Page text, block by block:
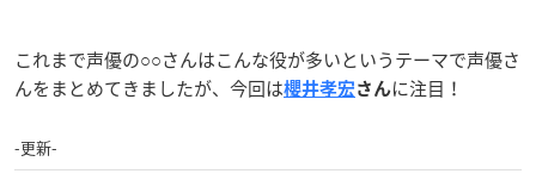
これまで声優の○○さんはこんな役が多いというテーマで声優さ
んをまとめてきましたが、今回は櫻井孝宏 さんに注目！
-更新-